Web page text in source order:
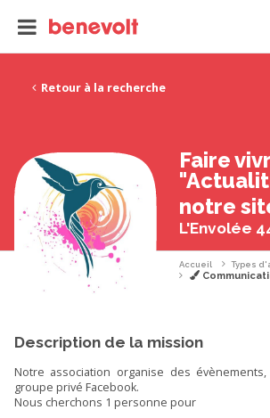
Retour à la recherche
Faire
notre
L'Envolée
Accueil Types
Description de la mission
Notre association organise des
groupe privé Facebook.
Nous cherchons 1 personne pour